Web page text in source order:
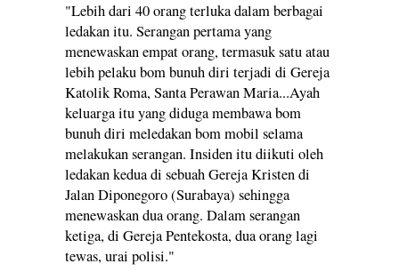
"Lebih dari 40 orang terluka dalam berbagai
ledakan itu. Serangan pertama yang
menewaskan empat orang, termasuk satu atau
lebih pelaku bom bunuh diri terjadi di Gereja
Katolik Roma, Santa Perawan Maria...Ayah
keluarga itu yang diduga membawa bom
bunuh diri meledakan bom mobil selama
melakukan serangan. Insiden itu diikuti oleh
ledakan kedua di sebuah Gereja Kristen di
Jalan Diponegoro (Surabaya) sehingga
menewaskan dua orang. Dalam serangan
ketiga, di Gereja Pentekosta, dua orang lagi
tewas, urai polisi."